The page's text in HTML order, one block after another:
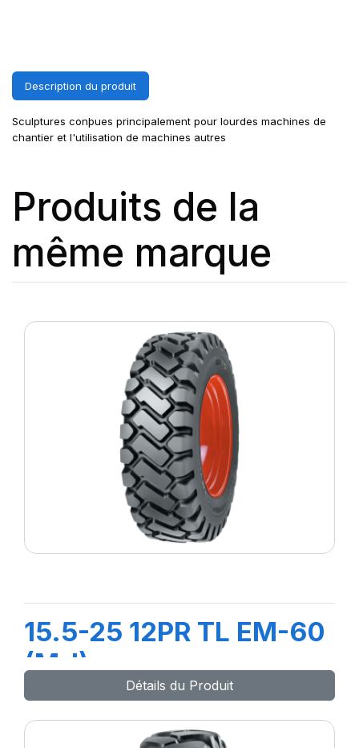
Description du produit
Sculptures conþues principalement pour lourdes machines de
chantier et l'utilisation de machines autres
Produits de la
même marque
15.5-25 12PR TL EM-60
(M-I)
Détails du Produit